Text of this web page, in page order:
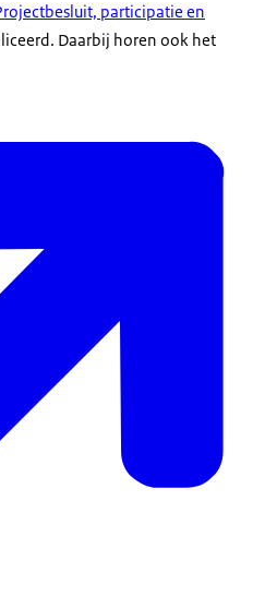
participatie en
Daarbij horen ook het